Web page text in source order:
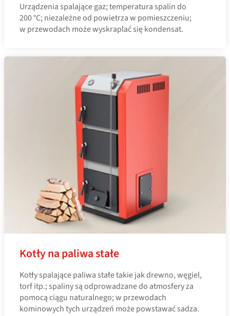
Urządzenia spalające gaz; temperatura spalin do
200 °C; niezależne od powietrza w pomieszczeniu;
w przewodach może wyskraplać się kondensat.
Kotły na paliwa stałe
Kotły spalające paliwa stałe takie jak drewno, węgiel,
torf itp.; spaliny są odprowadzane do atmosfery za
pomocą ciągu naturalnego; w przewodach
kominowych tych urządzeń może powstawać sadza.